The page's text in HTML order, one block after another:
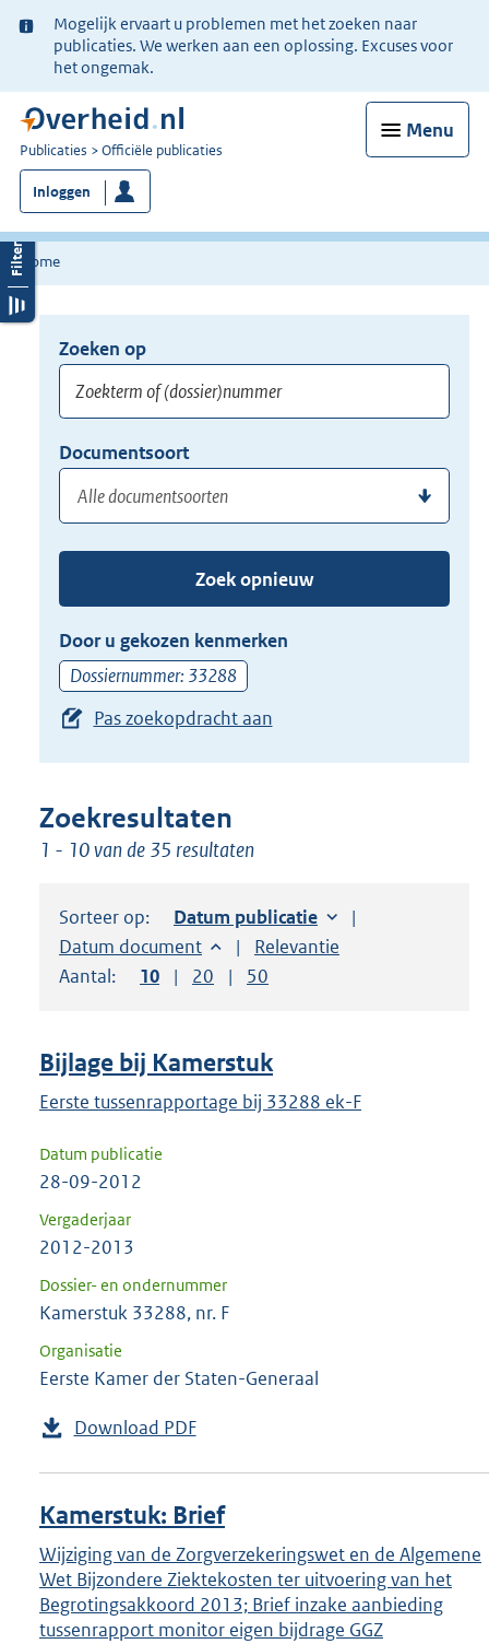
Ter
informatie:
Mogelijk ervaart u problemen met het zoeken naar
publicaties. We werken aan een oplossing. Excuses voor
het ongemak.
Menu
U
bent
nu
hier:
Publicaties Officiële publicaties
Inloggen
Home
Opnieuw
zoeken:
Zoeken op
of
(dossier)nummer
hier
uw
zoekterm
of
(dossier)nummer
in
Documentsoort
of
de
pijl
beneden
toets
suggesties.
Druk
om
uw
keuze
bevestigen.
Zoek opnieuw
Door u gekozen kenmerken
Dossiernummer: 33288
Pas zoekopdracht aan
Zoekresultaten
1 - 10 van de 35 resultaten
Sorteer op: Sorteer op:
Datum publicatie
Sorteer op:
Datum document Sorteer op:
Relevantie
Aantal:
Toon
10 resultaten per pagina
Toon
20 resultaten per pagina
Toon
50
Bijlage bij Kamerstuk
Eerste tussenrapportage bij 33288 ek-F
Datum publicatie
28-09-2012
Vergaderjaar
2012-2013
Dossier- en ondernummer
Kamerstuk 33288, nr. F
Organisatie
Eerste Kamer der Staten-Generaal
Download PDF
Kamerstuk: Brief
Wijziging van de Zorgverzekeringswet en de Algemene
Wet Bijzondere Ziektekosten ter uitvoering van het
Begrotingsakkoord 2013; Brief inzake aanbieding
tussenrapport monitor eigen bijdrage GGZ